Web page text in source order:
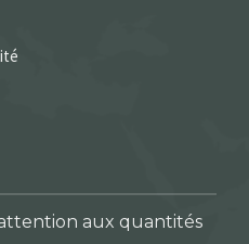
aux quantités